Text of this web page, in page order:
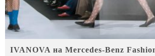
IVANOVA на Mercedes-Benz